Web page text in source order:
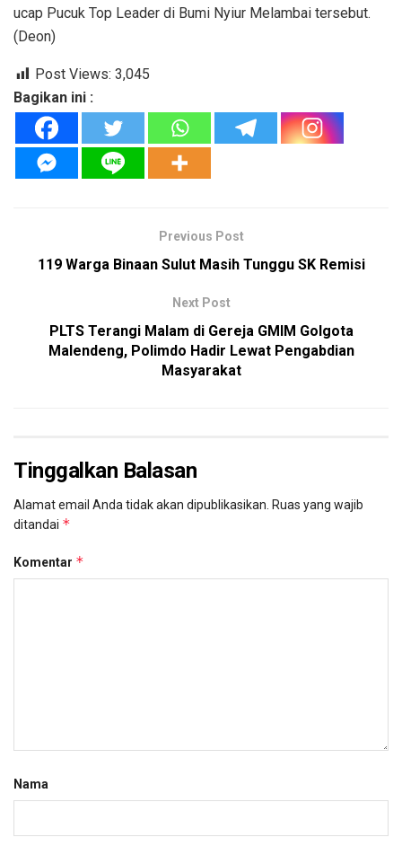
ucap Pucuk Top Leader di Bumi Nyiur Melambai tersebut.
(Deon)
Post Views: 3,045
Bagikan ini :
Previous Post
119 Warga Binaan Sulut Masih Tunggu SK Remisi
Next Post
PLTS Terangi Malam di Gereja GMIM Golgota
Malendeng, Polimdo Hadir Lewat Pengabdian
Masyarakat
Tinggalkan Balasan
Alamat email Anda tidak akan dipublikasikan. Ruas yang wajib
ditandai *
Komentar *
Nama